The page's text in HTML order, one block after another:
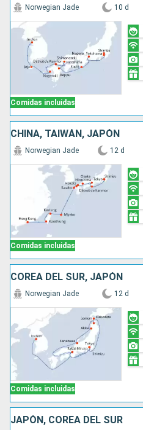
Comidas incluidas
Norwegian Jade 10 d
CHINA, TAIWÁN, JAPÓN
Comidas incluidas
Norwegian Jade 12 d
COREA DEL SUR, JAPÓN
Comidas incluidas
Norwegian Jade 12 d
JAPÓN, COREA DEL SUR